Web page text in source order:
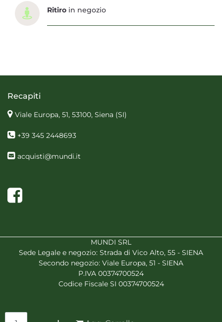
Ritiro in negozio
Recapiti
Viale Europa, 51, 53100, Siena (SI)
+39 345 2448693
acquisti@mundi.it
Facebook
MUNDI SRL
Sede Legale e negozio: Strada di Vico Alto, 55 - SIENA
Secondo negozio: Viale Europa, 51 - SIENA
P.IVA 00374700524
Codice Fiscale SI 00374700524